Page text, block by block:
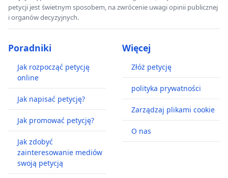
petycji jest świetnym sposobem, na zwrócenie uwagi opinii publicznej
i organów decyzyjnych.
Poradniki
Jak rozpocząć petycję
online
Jak napisać petycję?
Jak promować petycję?
Jak zdobyć
zainteresowanie mediów
swoją petycją
Więcej
Złóż petycję
polityka prywatności
Zarządzaj plikami cookie
O nas